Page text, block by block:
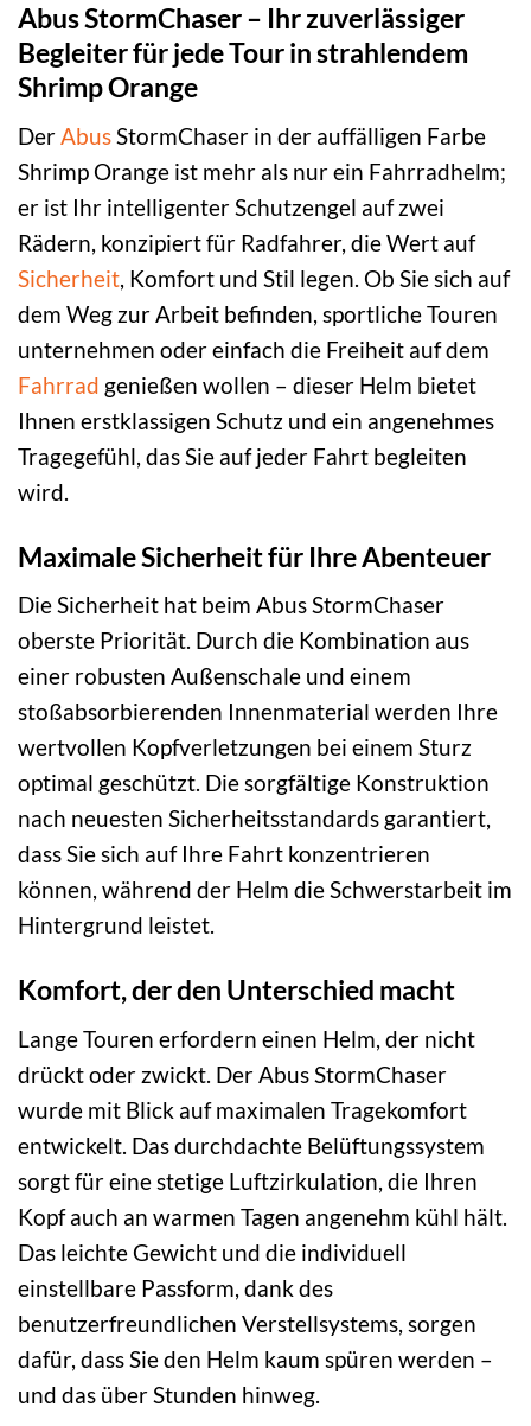
Abus StormChaser – Ihr zuverlässiger
Begleiter für jede Tour in strahlendem
Shrimp Orange
DerAbusStormChaser in der auffälligen Farbe
Shrimp Orange ist mehr als nur ein Fahrradhelm;
er ist Ihr intelligenter Schutzengel auf zwei
Rädern, konzipiert für Radfahrer, die Wert auf
Sicherheit, Komfort und Stil legen. Ob Sie sich auf
dem Weg zur Arbeit befinden, sportliche Touren
unternehmen oder einfach die Freiheit auf dem
Fahrrad genießen wollen – dieser Helm bietet
Ihnen erstklassigen Schutz und ein angenehmes
Tragegefühl, das Sie auf jeder Fahrt begleiten
wird.
Maximale Sicherheit für Ihre Abenteuer
Die Sicherheit hat beim Abus StormChaser
oberste Priorität. Durch die Kombination aus
einer robusten Außenschale und einem
stoßabsorbierenden Innenmaterial werden Ihre
wertvollen Kopfverletzungen bei einem Sturz
optimal geschützt. Die sorgfältige Konstruktion
nach neuesten Sicherheitsstandards garantiert,
dass Sie sich auf Ihre Fahrt konzentrieren
können, während der Helm die Schwerstarbeit im
Hintergrund leistet.
Komfort, der den Unterschied macht
Lange Touren erfordern einen Helm, der nicht
drückt oder zwickt. Der Abus StormChaser
wurde mit Blick auf maximalen Tragekomfort
entwickelt. Das durchdachte Belüftungssystem
sorgt für eine stetige Luftzirkulation, die Ihren
Kopf auch an warmen Tagen angenehm kühl hält.
Das leichte Gewicht und die individuell
einstellbare Passform, dank des
benutzerfreundlichen Verstellsystems, sorgen
dafür, dass Sie den Helm kaum spüren werden –
und das über Stunden hinweg.